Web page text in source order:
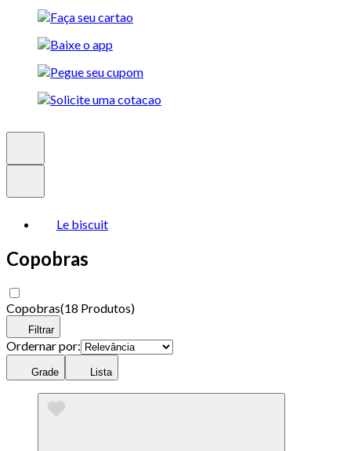
Le biscuit
Copobras
Copobras(18 Produtos)
Filtrar
Ordernar por:
Grade Lista